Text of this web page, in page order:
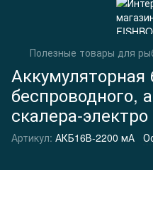
Полезные товары для
Аккумуляторная
беспроводного,
скалера-
Артикул: АКБ16В-2200 мА